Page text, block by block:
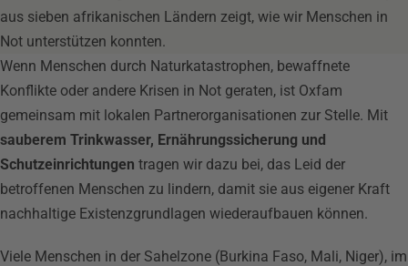
aus sieben afrikanischen Ländern zeigt, wie wir Menschen in
Not unterstützen konnten.
Wenn Menschen durch Naturkatastrophen, bewaffnete
Konflikte oder andere Krisen in Not geraten, ist Oxfam
gemeinsam mit lokalen Partnerorganisationen zur Stelle. Mit
sauberem Trinkwasser, Ernährungssicherung und
Schutzeinrichtungen tragen wir dazu bei, das Leid der
betroffenen Menschen zu lindern, damit sie aus eigener Kraft
nachhaltige Existenzgrundlagen wiederaufbauen können.
Viele Menschen in der Sahelzone (Burkina Faso, Mali, Niger), im